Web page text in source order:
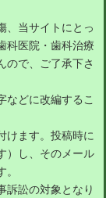
、当サイトにとっ
科医院・歯科治療
ので、ご了承下さ
などに改編するこ
けます。投稿時に
）し、そのメール
訴訟の対象となり